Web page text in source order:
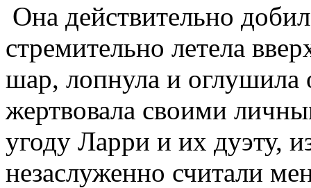
Она действительно
стремительно летела
шар, лопнула и оглушила
жертвовала своими
угоду Ларри и их дуэту,
незаслуженно считали